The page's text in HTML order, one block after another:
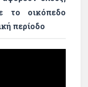
το οικόπεδο
περίοδο